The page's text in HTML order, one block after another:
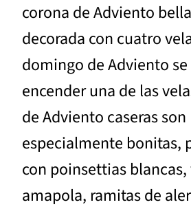
corona de Adviento
decorada con cuatro
domingo de Adviento
encender una de las
de Adviento caseras son
especialmente bonitas,
con poinsettias blancas,
amapola, ramitas de